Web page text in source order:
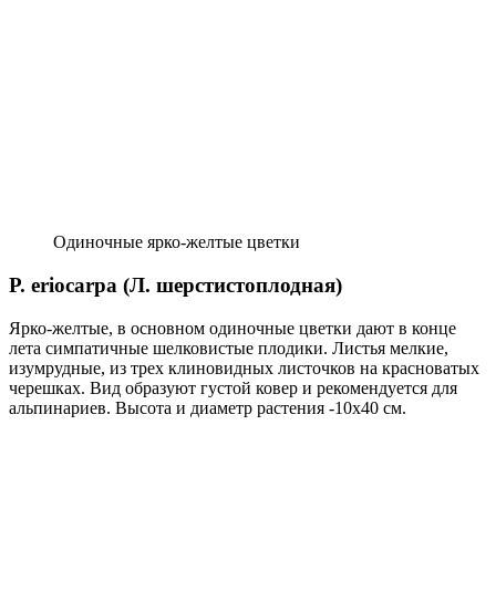
Одиночные ярко-желтые цветки
P. eriocarpa (Л. шерстистоплодная)
Ярко-желтые, в основном одиночные цветки дают в конце
лета симпатичные шелковистые плодики. Листья мелкие,
изумрудные, из трех клиновидных листочков на красноватых
черешках. Вид образуют густой ковер и рекомен­дуется для
альпинариев. Высота и диа­метр растения -10х40 см.